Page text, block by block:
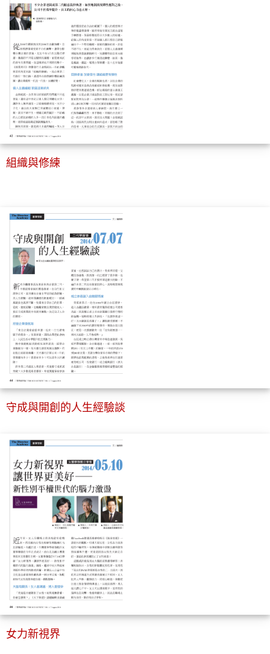
組織與修練
守成與開創的人生經驗談
女力新視界